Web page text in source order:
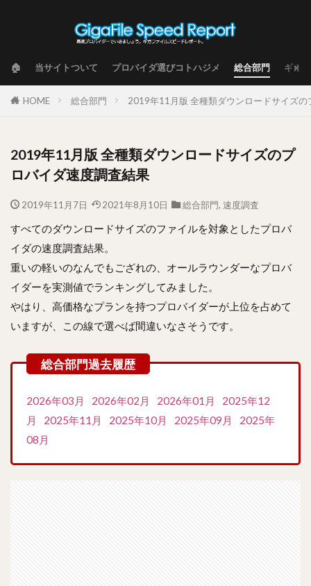
🏠 当サイトついて プロバイダ選びコトハジメ 総合部門 ギガ
HOME 総合部門 2019年11月版 全種類ダウンロードサイズの
2019年11月版 全種類ダウンロードサイズのプ
ロバイダ速度調査結果
2019年11月7日 2021年8月10日 総合部門, 速度調査
すべてのダウンロードサイズのファイルを対象としたプロバ
イダの速度調査結果。
重いの軽いのなんでもござれの、オールラウンダーなプロバ
イダーを実測値でランキングしてみました。
やはり、高価格なプランを持つプロバイダーが上位を占めて
いますが、この線で選べば間違いなさそうです。
2026年03月 2026年02月 2026年01月
2025年12
月
2025年11月 2025年10月 2025年09月
2025年
08月